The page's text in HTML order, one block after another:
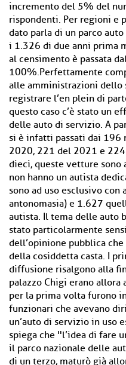
incremento del 5% del
rispondenti. Per regioni e
dato parla di un parco
i 1.326 di due anni prima
al censimento è passata
100%.Perfettamente
alle amministrazioni dello
registrare l’en plein di
questo caso c’è stato un
delle auto di servizio. A
si è infatti passati dai
2020, 221 del 2021 e
dieci, queste vetture sono
non hanno un autista
sono ad uso esclusivo con
antonomasia) e 1.627
autista. Il tema delle auto
stato particolarmente
dell’opinione pubblica
della cosiddetta casta. I
diffusione risalgono alla
palazzo Chigi erano
per la prima volta furono
funzionari che avevano
un’auto di servizio in uso
spiega che ''l’idea di fare
il parco nazionale delle
di un terzo, maturò già